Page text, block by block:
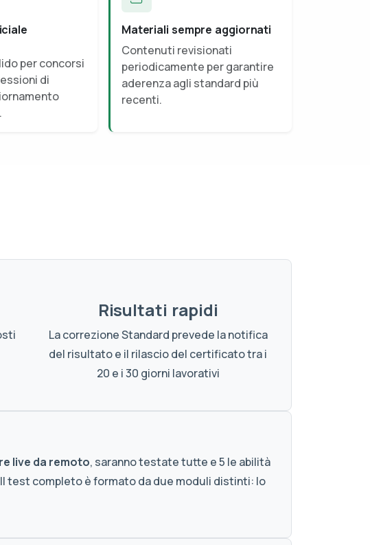
per concorsi
di
Materiali sempre aggiornati
Contenuti revisionati
periodicamente per garantire
aderenza agli standard più
recenti.
Risultati rapidi
La correzione Standard prevede la notifica
del risultato e il rilascio del certificato tra i
20 e i 30 giorni lavorativi
live da remoto, saranno testate tutte e 5 le abilità
test completo è formato da due moduli distinti: lo